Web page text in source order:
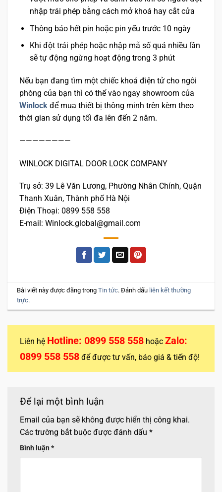
nhập trái phép bằng cách mở khoá hay cắt cửa
Thông báo hết pin hoặc pin yếu trước 10 ngày
Khi đột trái phép hoặc nhập mã số quá nhiều lần
sẽ tự động ngừng hoạt động trong 3 phút
Nếu bạn đang tìm một chiếc khoá điện tử cho ngôi
phòng của bạn thì có thể vào ngay showroom của
Winlock để mua thiết bị thông minh trên kèm theo
thời gian sử dụng tối đa lên đến 2 năm.
————————
WINLOCK DIGITAL DOOR LOCK COMPANY
Trụ sở: 39 Lê Văn Lương, Phường Nhân Chính, Quận
Thanh Xuân, Thành phố Hà Nội
Điện Thoại: 0899 558 558
E-mail: Winlock.global@gmail.com
Bài viết này được đăng trongTin tức. Đánh dấu liên kết thường
trực.
Liên hệ Hotline: 0899 558 558 hoặc Zalo:
0899 558 558 để được tư vấn, báo giá & tiến độ!
Để lại một bình luận
Email của bạn sẽ không được hiển thị công khai.
Các trường bắt buộc được đánh dấu *
Bình luận *